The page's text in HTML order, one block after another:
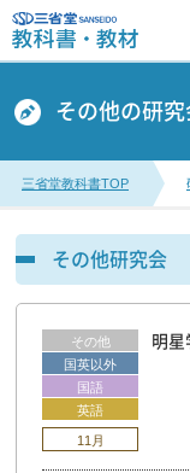
その他の研
三省堂教科書TOP
その他研究会
その他
国英以外
国語
英語
11月
明